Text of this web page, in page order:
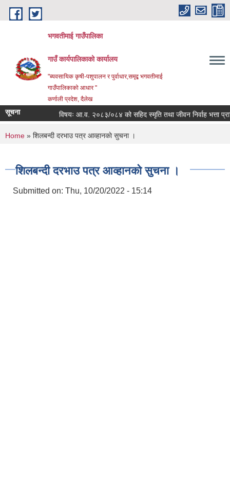
Skip to main content
भगवतीमाई गाउँपालिका
गाउँ कार्यपालिकाको कार्यालय
"ब्यवसायिक कृषी-पशुपालन र पुर्वाधार,समृद्ब भगवतीमाई
गाउँपालिकाको आधार "
कर्णाली प्रदेश, दैलेख
सूचना विषयः आ.व. २०८३/०८४ को सहिद स्मृति तथा जीवन निर्वाह भत्ता
You are here
Home » शिलबन्दी दरभाउ पत्र आव्हानकाे सुचना ।
शिलबन्दी दरभाउ पत्र आव्हानकाे सुचना ।
Submitted on: Thu, 10/20/2022 - 15:14